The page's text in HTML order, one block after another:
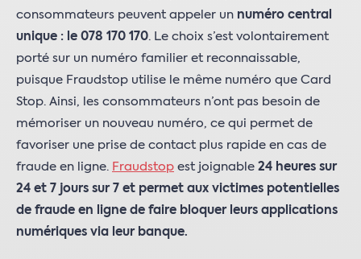
consommateurs peuvent appeler un numéro central
unique : le 078 170 170. Le choix s’est volontairement
porté sur un numéro familier et reconnaissable,
puisque Fraudstop utilise le même numéro que Card
Stop. Ainsi, les consommateurs n’ont pas besoin de
mémoriser un nouveau numéro, ce qui permet de
favoriser une prise de contact plus rapide en cas de
fraude en ligne. Fraudstop est joignable 24 heures sur
24 et 7 jours sur 7 et permet aux victimes potentielles
de fraude en ligne de faire bloquer leurs applications
numériques via leur banque.